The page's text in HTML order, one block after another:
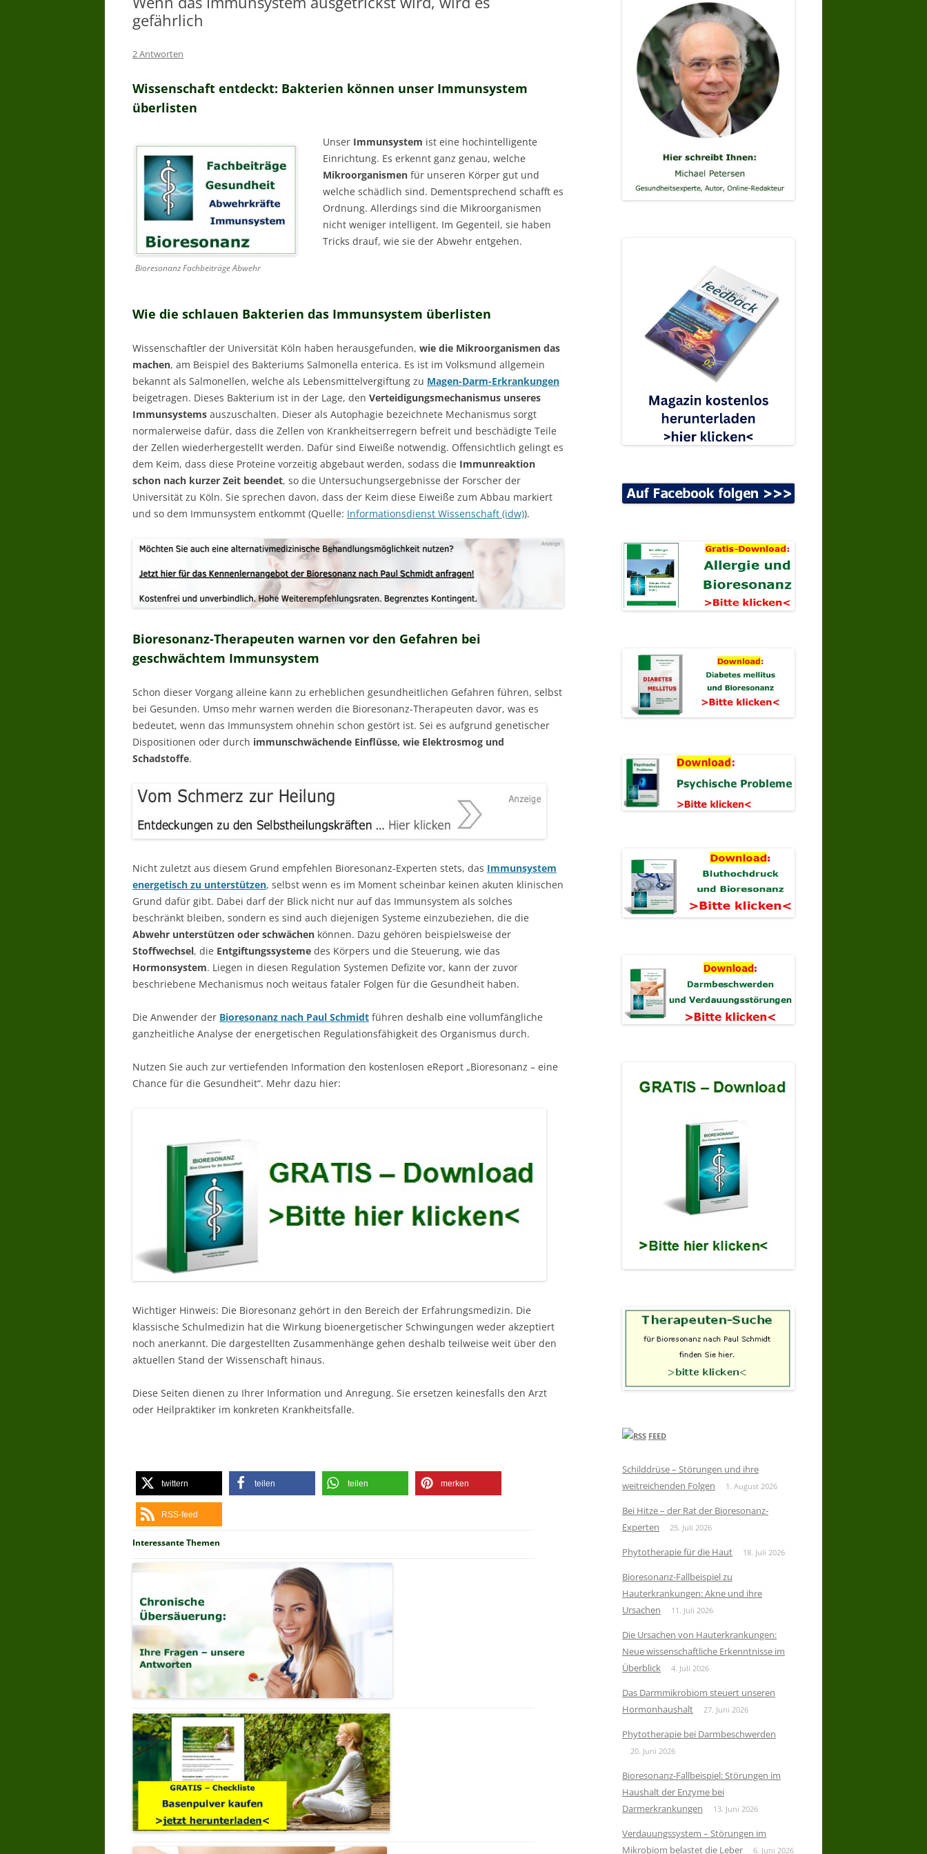
WARUM BIORESONANZTHERAPIE
BIORESONANZ WER HAT
BIORESONANZ WAS WIRD
GEMACHT –
BIORESONANZTHERAPIE WIE
LANGE
BIORESONANZTHERAPIE GIBT ES
WIRKSAMKEITSNACHWEISE
MESSTECHNIKER
gefährlich
2 Antworten
Wissenschaft entdeckt: Bakterien können unser Immunsystem
überlisten
Bioresonanz Fachbeiträge Abwehr
Unser Immunsystem ist eine hochintelligente
Einrichtung. Es erkennt ganz genau, welche
Mikroorganismen für unseren Körper gut und
welche schädlich sind. Dementsprechend schafft es
Ordnung. Allerdings sind die Mikroorganismen
nicht weniger intelligent. Im Gegenteil, sie haben
Tricks drauf, wie sie der Abwehr entgehen.
Wie die schlauen Bakterien das Immunsystem überlisten
Wissenschaftler der Universität Köln haben herausgefunden, wie die Mikroorganismen das
machen, am Beispiel des Bakteriums Salmonella enterica. Es ist im Volksmund allgemein
bekannt als Salmonellen, welche als Lebensmittelvergiftung zu Magen-Darm-Erkrankungen
beigetragen. Dieses Bakterium ist in der Lage, den Verteidigungsmechanismus unseres
Immunsystems auszuschalten. Dieser als Autophagie bezeichnete Mechanismus sorgt
normalerweise dafür, dass die Zellen von Krankheitserregern befreit und beschädigte Teile
der Zellen wiederhergestellt werden. Dafür sind Eiweiße notwendig. Offensichtlich gelingt es
dem Keim, dass diese Proteine vorzeitig abgebaut werden, sodass die Immunreaktion
schon nach kurzer Zeit beendet, so die Untersuchungsergebnisse der Forscher der
Universität zu Köln. Sie sprechen davon, dass der Keim diese Eiweiße zum Abbau markiert
und so dem Immunsystem entkommt (Quelle: Informationsdienst Wissenschaft (idw)).
Bioresonanz-Therapeuten warnen vor den Gefahren bei
geschwächtem Immunsystem
Schon dieser Vorgang alleine kann zu erheblichen gesundheitlichen Gefahren führen, selbst
bei Gesunden. Umso mehr warnen werden die Bioresonanz-Therapeuten davor, was es
bedeutet, wenn das Immunsystem ohnehin schon gestört ist. Sei es aufgrund genetischer
Dispositionen oder durch immunschwächende Einflüsse, wie Elektrosmog und
Schadstoffe.
Nicht zuletzt aus diesem Grund empfehlen Bioresonanz-Experten stets, das Immunsystem
energetisch zu unterstützen, selbst wenn es im Moment scheinbar keinen akuten klinischen
Grund dafür gibt. Dabei darf der Blick nicht nur auf das Immunsystem als solches
beschränkt bleiben, sondern es sind auch diejenigen Systeme einzubeziehen, die die
Abwehr unterstützen oder schwächen können. Dazu gehören beispielsweise der
Stoffwechsel, die Entgiftungssysteme des Körpers und die Steuerung, wie das
Hormonsystem. Liegen in diesen Regulation Systemen Defizite vor, kann der zuvor
beschriebene Mechanismus noch weitaus fataler Folgen für die Gesundheit haben.
Die Anwender der Bioresonanz nach Paul Schmidt führen deshalb eine vollumfängliche
ganzheitliche Analyse der energetischen Regulationsfähigkeit des Organismus durch.
Nutzen Sie auch zur vertiefenden Information den kostenlosen eReport „Bioresonanz – eine
Chance für die Gesundheit“. Mehr dazu hier:
Wichtiger Hinweis: Die Bioresonanz gehört in den Bereich der Erfahrungsmedizin. Die
klassische Schulmedizin hat die Wirkung bioenergetischer Schwingungen weder akzeptiert
noch anerkannt. Die dargestellten Zusammenhänge gehen deshalb teilweise weit über den
aktuellen Stand der Wissenschaft hinaus.
Diese Seiten dienen zu Ihrer Information und Anregung. Sie ersetzen keinesfalls den Arzt
oder Heilpraktiker im konkreten Krankheitsfalle.
twittern teilen teilen merken
RSS-feed
Interessante Themen
FEED
Schilddrüse – Störungen und ihre
weitreichenden Folgen
1. August 2026
Bei Hitze – der Rat der Bioresonanz-
Experten
25. Juli 2026
Phytotherapie für die Haut 18. Juli 2026
Bioresonanz-Fallbeispiel zu
Hauterkrankungen: Akne und ihre
Ursachen
11. Juli 2026
Die Ursachen von Hauterkrankungen:
Neue wissenschaftliche Erkenntnisse im
Überblick
4. Juli 2026
Das Darmmikrobiom steuert unseren
Hormonhaushalt
27. Juni 2026
Phytotherapie bei Darmbeschwerden
20. Juni 2026
Bioresonanz-Fallbeispiel: Störungen im
Haushalt der Enzyme bei
Darmerkrankungen
13. Juni 2026
Verdauungssystem – Störungen im
Mikrobiom belastet die Leber
6. Juni 2026